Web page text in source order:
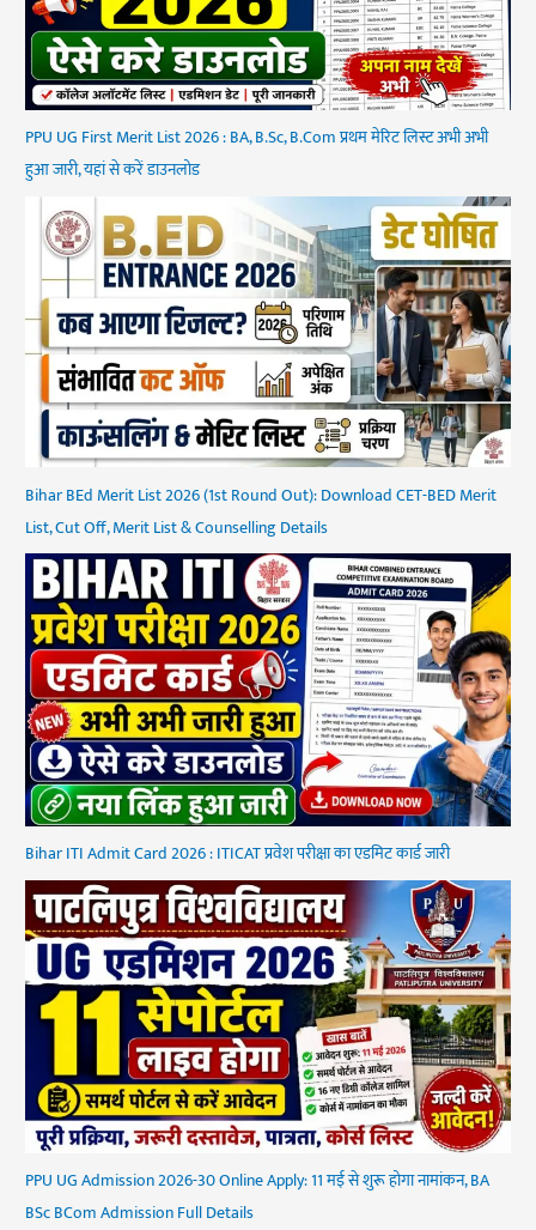
PPU UG First Merit List 2026 : BA, B.Sc, B.Com प्रथम मेरिट लिस्ट अभी अभी
हुआ जारी, यहां से करें डाउनलोड
Bihar BEd Merit List 2026 (1st Round Out): Download CET-BED Merit
List, Cut Off, Merit List & Counselling Details
Bihar ITI Admit Card 2026 : ITICAT प्रवेश परीक्षा का एडमिट कार्ड जारी
PPU UG Admission 2026-30 Online Apply: 11 मई से शुरू होगा नामांकन, BA
BSc BCom Admission Full Details